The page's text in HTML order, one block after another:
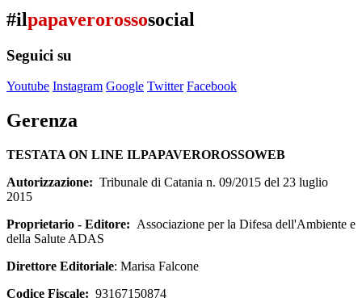
#ilpapaverorossosocial
Seguici su
Youtube Instagram Google Twitter Facebook
Gerenza
TESTATA ON LINE ILPAPAVEROROSSOWEB
Autorizzazione: Tribunale di Catania n. 09/2015 del 23 luglio
2015
Proprietario - Editore: Associazione per la Difesa dell'Ambiente e
della Salute ADAS
Direttore Editoriale: Marisa Falcone
Codice Fiscale: 93167150874